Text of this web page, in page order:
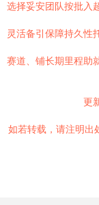
选择妥安团队按批入
灵活备引保障持久性
赛道、铺长期里程助
更
如若转载，请注明出